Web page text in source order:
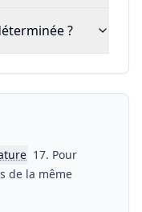
?
17. Pour
de la même